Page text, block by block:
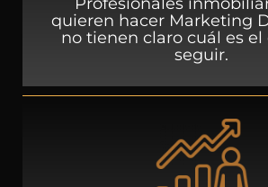
quieren hacer Marketing
no tienen claro cuál es el
seguir.